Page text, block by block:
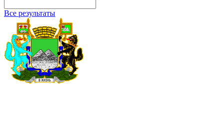
Все результаты